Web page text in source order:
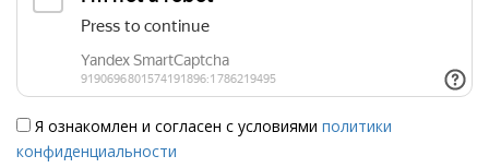
Я ознакомлен и согласен с условиями политики
конфиденциальности